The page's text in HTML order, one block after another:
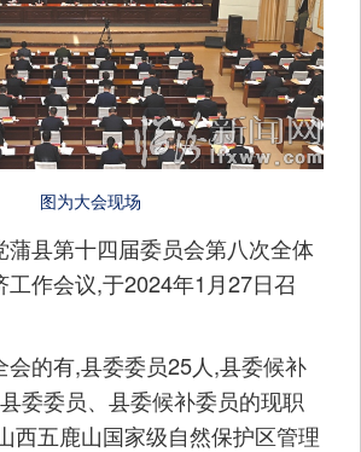
图为大会现场
县第十四届委员会第八次全体
工作会议,于2024年1月27日召
的有,县委委员25人,县委候补
委委员、县委候补委员的现职
西五鹿山国家级自然保护区管理